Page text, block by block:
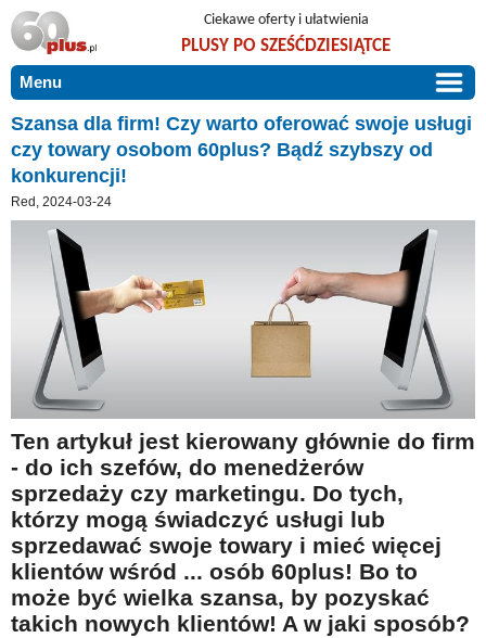
Ciekawe oferty i ułatwienia
PLUSY PO SZEŚĆDZIESIĄTCE
Menu
START
PROMOCJE
ARTYKUŁY
Szczególnie polecamy
Użyteczne porady
Szlachetne zdrowie
Mieszkaj wygodnie i bez barier
Warto wiedzieć!
Podróże i wypoczynek
Taniej, okazyjnie, specjalnie dla 60plus
Na wesoło
Hobby i pasje
Żyj aktywnie
60plus - najcenniejsi klienci
DLA BLISKICH
ZGŁOŚ OFERTĘ
O NAS
KONTAKT
Szansa dla firm! Czy warto oferować swoje usługi
czy towary osobom 60plus? Bądź szybszy od
konkurencji!
Red, 2024-03-24
Ten artykuł jest kierowany głównie do firm
- do ich szefów, do menedżerów
sprzedaży czy marketingu. Do tych,
którzy mogą świadczyć usługi lub
sprzedawać swoje towary i mieć więcej
klientów wśród ... osób 60plus! Bo to
może być wielka szansa, by pozyskać
takich nowych klientów! A w jaki sposób?